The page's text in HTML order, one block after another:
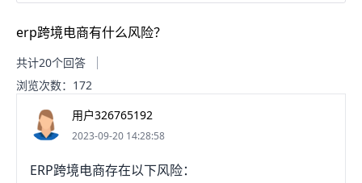
erp跨境电商有什么风险？
共计20个回答
浏览次数：172
用户326765192
2023-09-20 14:28:58
ERP跨境电商存在以下风险：